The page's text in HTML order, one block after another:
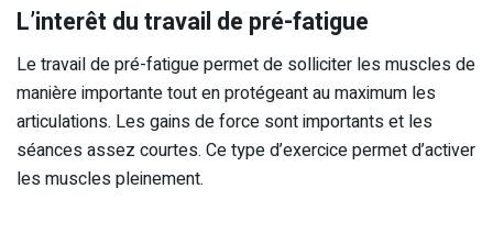
L’interêt du travail de pré-fatigue
Le travail de pré-fatigue permet de solliciter les muscles de
manière importante tout en protégeant au maximum les
articulations. Les gains de force sont importants et les
séances assez courtes. Ce type d’exercice permet d’activer
les muscles pleinement.